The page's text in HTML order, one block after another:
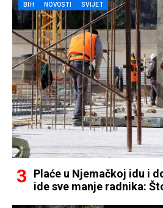
BIH NOVOSTI SVIJET
Plaće u Njemačkoj idu i
ide sve manje radnika: